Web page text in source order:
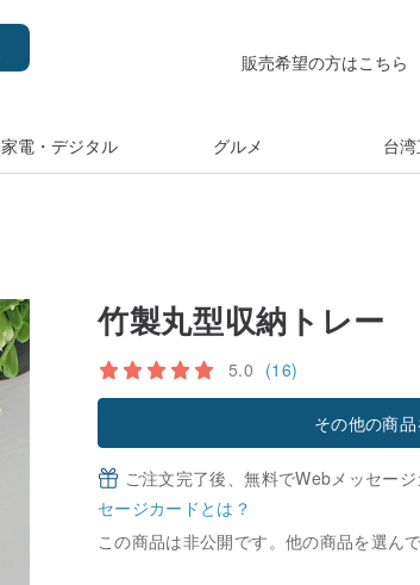
販売希望の方はこちら
家電・デジタル グルメ 台
竹製丸型収納トレー
5.0 (16)
その他の商
ご注文完了後、無料でWebメッセー
セージカードとは？
この商品は非公開です。他の商品を選んで